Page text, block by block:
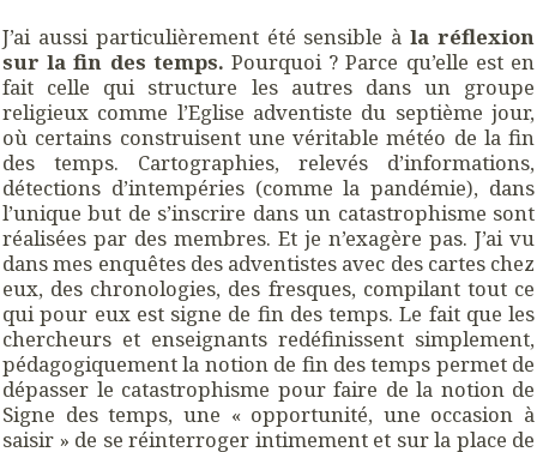
J’ai aussi particulièrement été sensible àla réflexion
sur la fin des temps. Pourquoi ? Parce qu’elle est en
fait celle qui structure les autres dans un groupe
religieux comme l’Eglise adventiste du septième jour,
où certains construisent une véritable météo de la fin
des temps. Cartographies, relevés d’informations,
détections d’intempéries (comme la pandémie), dans
l’unique but de s’inscrire dans un catastrophisme sont
réalisées par des membres. Et je n’exagère pas. J’ai vu
dans mes enquêtes des adventistes avec des cartes chez
eux, des chronologies, des fresques, compilant tout ce
qui pour eux est signe de fin des temps. Le fait que les
chercheurs et enseignants redéfinissent simplement,
pédagogiquement la notion de fin des temps permet de
dépasser le catastrophisme pour faire de la notion de
Signe des temps, une « opportunité, une occasion à
saisir » de se réinterroger intimement et sur la place de